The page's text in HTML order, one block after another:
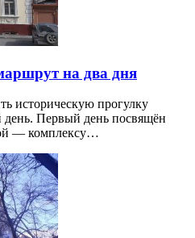
на два дня
историческую прогулку
Первый день посвящён
— комплексу…